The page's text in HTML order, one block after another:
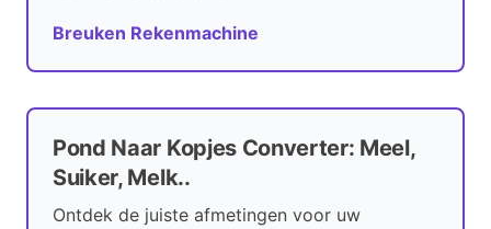
Breuken Rekenmachine
Pond Naar Kopjes Converter: Meel,
Suiker, Melk..
Ontdek de juiste afmetingen voor uw